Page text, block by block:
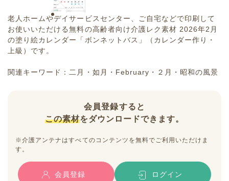
老人ホームやデイサービスセンター、ご自宅などで印刷して
お使いいただける無料の高齢者向け介護レク素材 2026年2月
の塗り絵カレンダー「ボンネットバス」（カレンダー作り・
上級）です。
関連キーワード：二月・如月・February・２月・昭和の風景
会員登録すると
この素材をダウンロードできます。
※介護アンテナはすべてのコンテンツを無料でご利用いただけま
す。
会員登録 ログイン